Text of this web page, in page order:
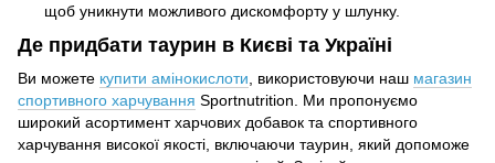
щоб уникнути можливого дискомфорту у шлунку.
Де придбати таурин в Києві та Україні
Ви можете купити амінокислоти , використовуючи наш магазин
спортивного харчування Sportnutrition. Ми пропонуємо
широкий асортимент харчових добавок та спортивного
харчування високої якості, включаючи таурин, який допоможе